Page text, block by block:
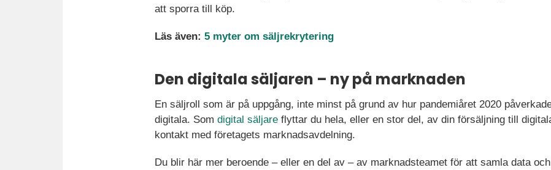
att sporra till köp.
Läs även: 5 myter om säljrekrytering
Den digitala säljaren – ny på marknaden
En säljroll som är på uppgång, inte minst på grund av hur pandemiåret 2020
digitala. Som digital säljare flyttar du hela, eller en stor del, av din försäljning till
kontakt med företagets marknadsavdelning.
Du blir här mer beroende – eller en del av – av marknadsteamet för att samla data